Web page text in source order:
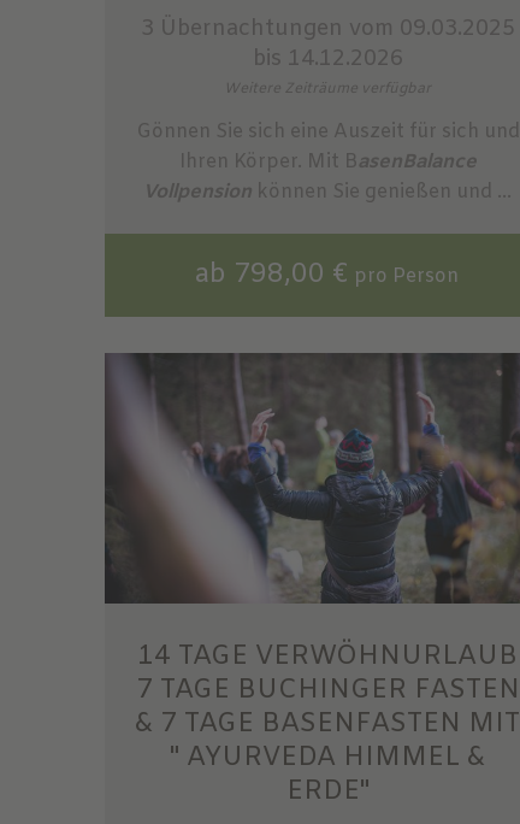
3 Übernachtungen vom 09.03.2025
bis 14.12.2026
Weitere Zeiträume verfügbar
Gönnen Sie sich eine Auszeit für sich und
Ihren Körper. Mit BasenBalance
Vollpension können Sie genießen und ...
ab 798,00 € pro Person
14 TAGE VERWÖHNURLAUB
7 TAGE BUCHINGER FASTEN
& 7 TAGE BASENFASTEN MIT
" AYURVEDA HIMMEL &
ERDE"